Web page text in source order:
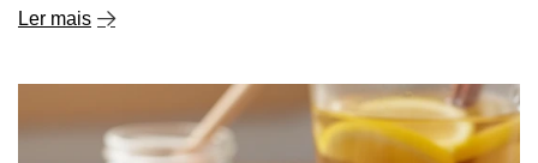
Ler mais